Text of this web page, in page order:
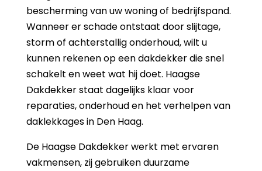
bescherming van uw woning of bedrijfspand.
Wanneer er schade ontstaat door slijtage,
storm of achterstallig onderhoud, wilt u
kunnen rekenen op een dakdekker die snel
schakelt en weet wat hij doet. Haagse
Dakdekker staat dagelijks klaar voor
reparaties, onderhoud en het verhelpen van
daklekkages in Den Haag.
De Haagse Dakdekker werkt met ervaren
vakmensen, zij gebruiken duurzame